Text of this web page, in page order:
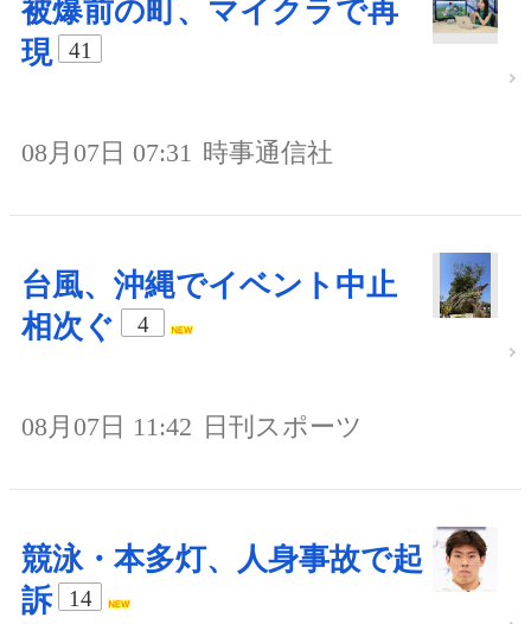
被爆前の町、マイクラで再
現
41
08月07日 07:31 時事通信社
台風、沖縄でイベント中止
相次ぐ
4
08月07日 11:42 日刊スポーツ
競泳・本多灯、人身事故で起
訴
14